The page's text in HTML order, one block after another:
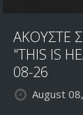
ΑΚΟΥΣΤΕ
"THIS IS
08-26
August